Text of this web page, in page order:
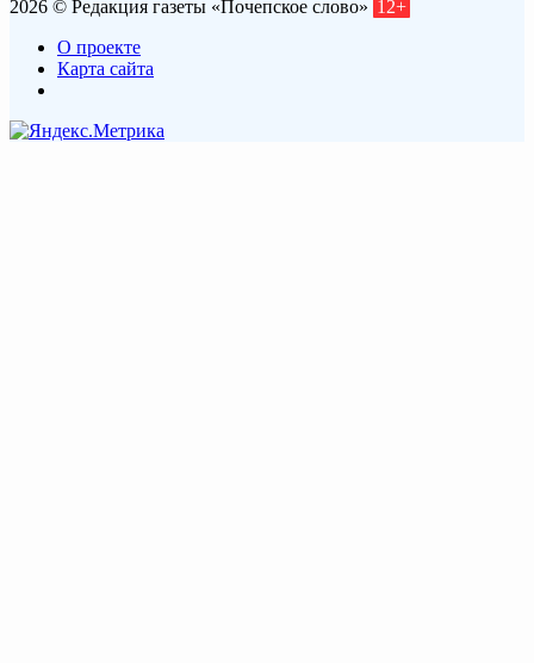
2026 © Редакция газеты «Почепское слово» 12+
О проекте
Карта сайта